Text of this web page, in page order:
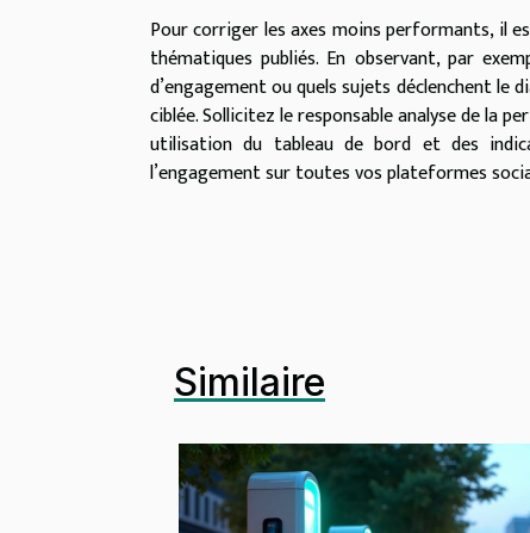
Pour corriger les axes moins performants, il
thématiques publiés. En observant, par
d’engagement ou quels sujets déclenchent
ciblée. Sollicitez le responsable analyse de la
utilisation du tableau de bord et des
l’engagement sur toutes vos plateformes
Similaire